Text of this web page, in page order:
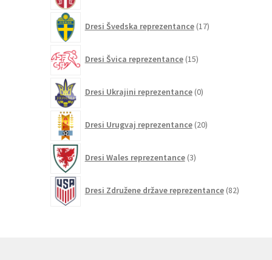
Dresi Švedska reprezentance 17izdelkov
Dresi Švica reprezentance 15izdelkov
Dresi Ukrajini reprezentance 0izdelkov
Dresi Urugvaj reprezentance 20izdelkov
Dresi Wales reprezentance 3izdelki
Dresi Združene države reprezentance 82izdelkov